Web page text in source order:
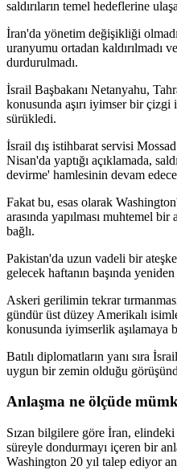
saldırıların temel hedeflerine
İran'da yönetim değişikliği
uranyumu ortadan kaldırılmadı
durdurulmadı.
İsrail Başbakanı Netanyahu,
konusunda aşırı iyimser bir çizgi
sürükledi.
İsrail dış istihbarat servisi
Nisan'da yaptığı açıklamada,
devirme' hamlesinin devam
Fakat bu, esas olarak
arasında yapılması muhtemel bir
bağlı.
Pakistan'da uzun vadeli bir
gelecek haftanın başında
Askeri gerilimin tekrar
gündür üst düzey Amerikalı
konusunda iyimserlik aşılamaya
Batılı diplomatların yanı sıra
uygun bir zemin olduğu
Anlaşma ne ölçüde
Sızan bilgilere göre İran,
süreyle dondurmayı içeren bir
Washington 20 yıl talep ediyor